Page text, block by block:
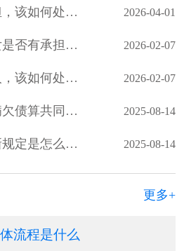
债务约定由一方承担，该如何处理？
2026-04-01
被执行人债务，子女是否有承担的义务 2026-02-07
遇到喝酒不还钱的人，该如何处理？ 2026-02-07
夫妻中一方父母生病欠债算共同债务吗 2025-08-14
欠款合同追诉期最新规定是怎么规定的？ 2025-08-14
更多+
流程是什么